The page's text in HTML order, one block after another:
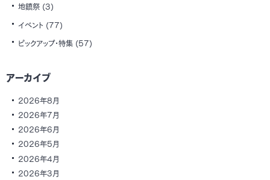
地鎮祭 (3)
イベント (77)
ピックアップ・特集 (57)
アーカイブ
2026年8月
2026年7月
2026年6月
2026年5月
2026年4月
2026年3月